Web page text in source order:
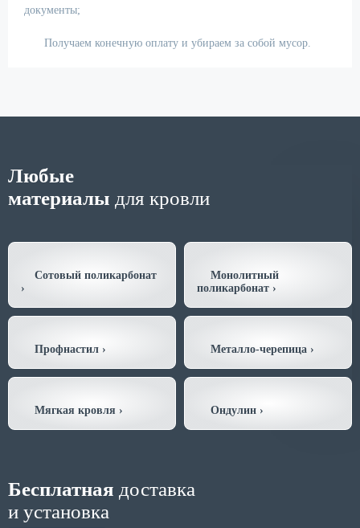
документы;
Получаем конечную оплату и убираем за собой мусор.
Любые
материалы для кровли
Сотовый поликарбонат
›
Монолитный
поликарбонат ›
Профнастил › Металло-черепица ›
Мягкая кровля › Ондулин ›
Бесплатная доставка
и установка